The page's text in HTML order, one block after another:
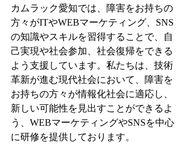
カムラック愛知では、障害をお持ちの
方々がITやWEBマーケティング、SNS
の知識やスキルを習得することで、自
己実現や社会参加、社会復帰をできる
よう支援しています。私たちは、技術
革新が進む現代社会において、障害を
お持ちの方々が情報化社会に適応し、
新しい可能性を見出すことができるよ
う、WEBマーケティングやSNSを中心
に研修を提供しております。